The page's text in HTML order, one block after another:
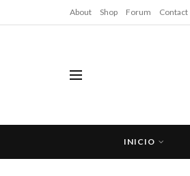
About Shop Forum Contact
INICIO